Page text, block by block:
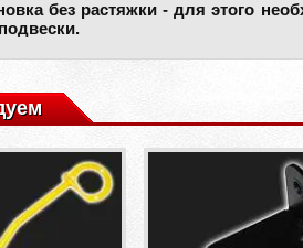
без растяжки - для этого